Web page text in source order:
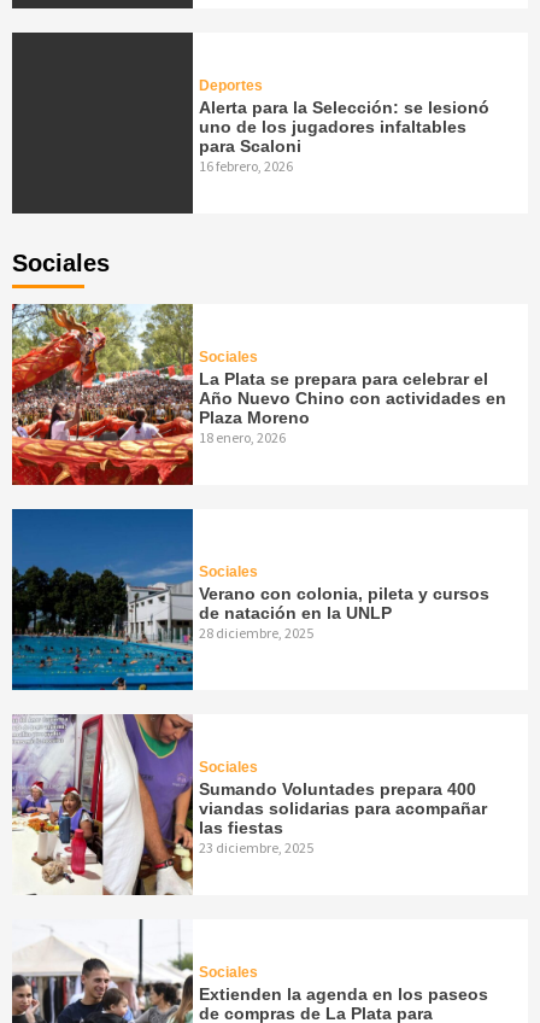
Deportes
Alerta para la Selección: se lesionó
uno de los jugadores infaltables
para Scaloni
16 febrero, 2026
Sociales
Sociales
La Plata se prepara para celebrar el
Año Nuevo Chino con actividades en
Plaza Moreno
18 enero, 2026
Sociales
Verano con colonia, pileta y cursos
de natación en la UNLP
28 diciembre, 2025
Sociales
Sumando Voluntades prepara 400
viandas solidarias para acompañar
las fiestas
23 diciembre, 2025
Sociales
Extienden la agenda en los paseos
de compras de La Plata para